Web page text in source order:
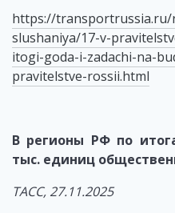
https://transportrussia.ru/
slushaniya/17-v-
itogi-goda-i-zadachi-na-
pravitelstve-rossii.html
В регионы РФ по
тыс. единиц
ТАСС, 27.11.2025